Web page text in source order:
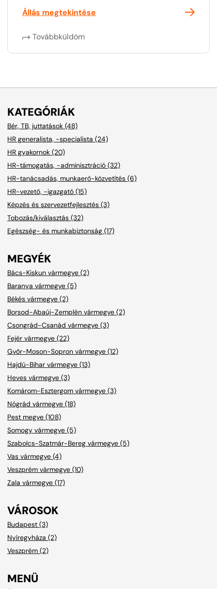
Állás megtekintése
Továbbküldöm
KATEGÓRIÁK
Bér, TB, juttatások (48)
HR generalista, -specialista (24)
HR gyakornok (20)
HR-támogatás, -adminisztráció (32)
HR-tanácsadás, munkaerő-közvetítés (6)
HR-vezető, -igazgató (15)
Képzés és szervezetfejlesztés (3)
Tobozás/kiválasztás (32)
Egészség- és munkabiztonság (17)
MEGYÉK
Bács-Kiskun vármegye (2)
Baranya vármegye (5)
Békés vármegye (2)
Borsod-Abaúj-Zemplén vármegye (2)
Csongrád-Csanád vármegye (3)
Fejér vármegye (22)
Győr-Moson-Sopron vármegye (12)
Hajdú-Bihar vármegye (13)
Heves vármegye (3)
Komárom-Esztergom vármegye (3)
Nógrád vármegye (18)
Pest megye (108)
Somogy vármegye (5)
Szabolcs-Szatmár-Bereg vármegye (5)
Vas vármegye (4)
Veszprém vármegye (10)
Zala vármegye (17)
VÁROSOK
Budapest (3)
Nyíregyháza (2)
Veszprém (2)
MENÜ